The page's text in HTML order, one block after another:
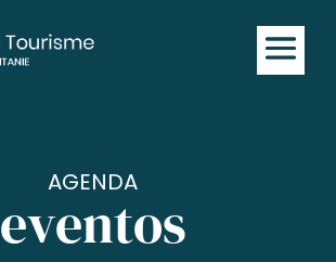
AGENDA
eventos